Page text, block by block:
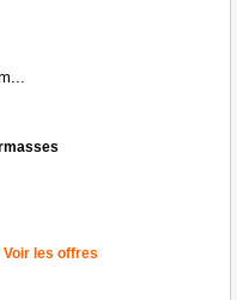
Voir les offres